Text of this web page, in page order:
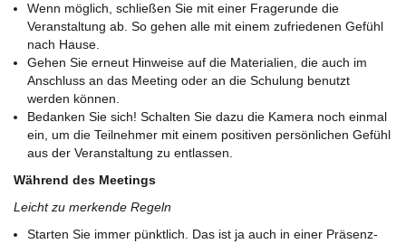
Wenn möglich, schließen Sie mit einer Fragerunde die
Veranstaltung ab. So gehen alle mit einem zufriedenen Gefühl
nach Hause.
Gehen Sie erneut Hinweise auf die Materialien, die auch im
Anschluss an das Meeting oder an die Schulung benutzt
werden können.
Bedanken Sie sich! Schalten Sie dazu die Kamera noch einmal
ein, um die Teilnehmer mit einem positiven persönlichen Gefühl
aus der Veranstaltung zu entlassen.
Während des Meetings
Leicht zu merkende Regeln
Starten Sie immer pünktlich. Das ist ja auch in einer Präsenz-